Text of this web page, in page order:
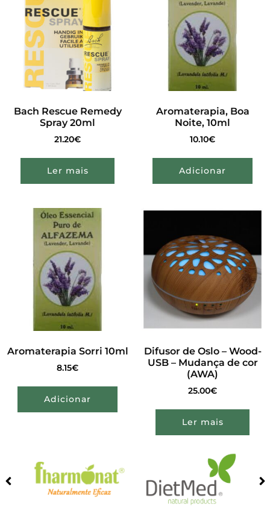
Bach Rescue Remedy
Spray 20ml
21.20€
Ler mais
Aromaterapia, Boa
Noite, 10ml
10.10€
Adicionar
Aromaterapia Sorri 10ml
8.15€
Adicionar
Difusor de Oslo – Wood-
USB – Mudança de cor
(AWA)
25.00€
Ler mais